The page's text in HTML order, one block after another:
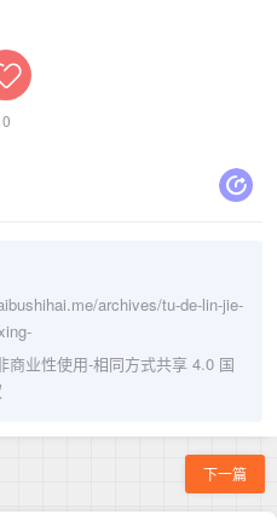
0
archives/tu-de-lin-jie-
商业性使用-相同方式共享 4.0 国
下一篇